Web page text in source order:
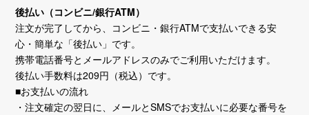
後払い（コンビニ/銀行ATM）
注文が完了してから、コンビニ・銀行ATMで支払いできる安
心・簡単な「後払い」です。
携帯電話番号とメールアドレスのみでご利用いただけます。
後払い手数料は209円（税込）です。
■お支払いの流れ
・注文確定の翌日に、メールとSMSでお支払いに必要な番号を